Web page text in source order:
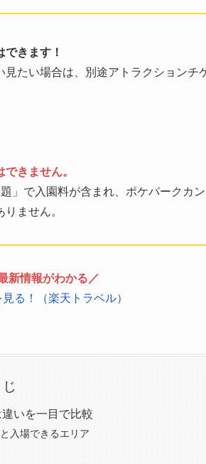
きます！
たい場合は、別途アトラクションチ
きません。
」で入園料が含まれ、ポケパークカ
ません。
新情報がわかる／
る！（楽天トラベル）
じ
いを一目で比較
入場できるエリア